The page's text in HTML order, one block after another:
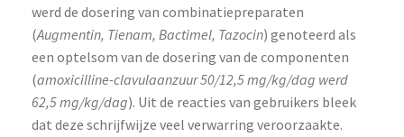
werd de dosering van combinatiepreparaten
(Augmentin, Tienam, Bactimel, Tazocin) genoteerd als
een optelsom van de dosering van de componenten
(amoxicilline-clavulaanzuur 50/12,5 mg/kg/dag werd
62,5 mg/kg/dag). Uit de reacties van gebruikers bleek
dat deze schrijfwijze veel verwarring veroorzaakte.